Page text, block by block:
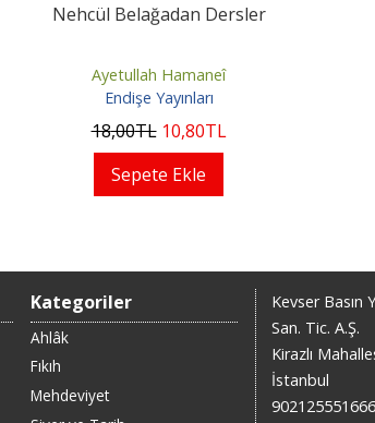
Nehcül Belağadan Dersler
Ayetullah Hamaneî
Endişe Yayınları
18,00TL 10,80TL
Sepete Ekle
Kategoriler
Ahlâk
Fıkıh
Mehdeviyet
Kevser Basın
San. Tic. A.Ş.
Kirazlı
İstanbul
902125551666